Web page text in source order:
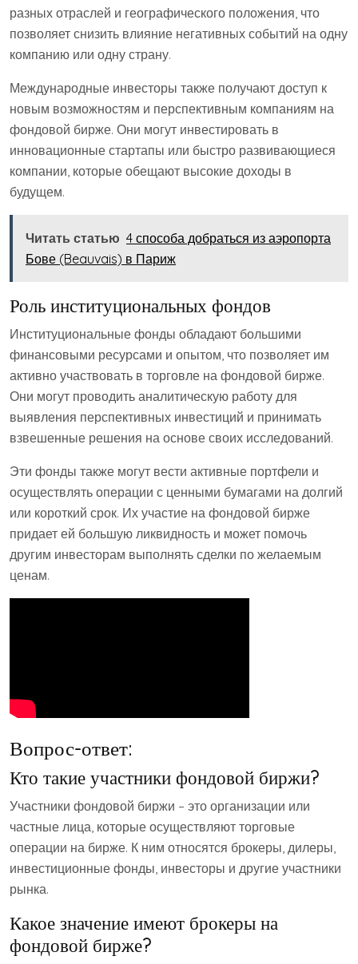
разных отраслей и географического положения, что
позволяет снизить влияние негативных событий на одну
компанию или одну страну.
Международные инвесторы также получают доступ к
новым возможностям и перспективным компаниям на
фондовой бирже. Они могут инвестировать в
инновационные стартапы или быстро развивающиеся
компании, которые обещают высокие доходы в
будущем.
Читать статью 4 способа добраться из аэропорта
Бове (Beauvais) в Париж
Роль институциональных фондов
Институциональные фонды обладают большими
финансовыми ресурсами и опытом, что позволяет им
активно участвовать в торговле на фондовой бирже.
Они могут проводить аналитическую работу для
выявления перспективных инвестиций и принимать
взвешенные решения на основе своих исследований.
Эти фонды также могут вести активные портфели и
осуществлять операции с ценными бумагами на долгий
или короткий срок. Их участие на фондовой бирже
придает ей большую ликвидность и может помочь
другим инвесторам выполнять сделки по желаемым
ценам.
Вопрос-ответ:
Кто такие участники фондовой биржи?
Участники фондовой биржи – это организации или
частные лица, которые осуществляют торговые
операции на бирже. К ним относятся брокеры, дилеры,
инвестиционные фонды, инвесторы и другие участники
рынка.
Какое значение имеют брокеры на
фондовой бирже?